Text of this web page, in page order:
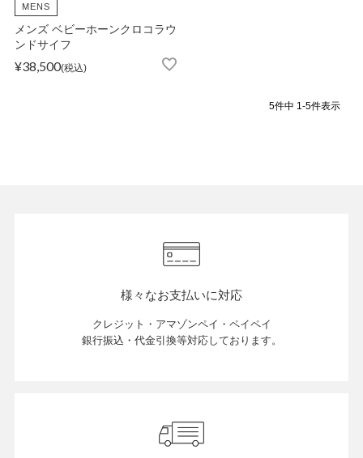
員登録
ルマガ登録・解除
MENS
メンズ ベビーホーンクロコラウ
ンドサイフ
¥38,500 税込
5件中 1-5件表示
様々なお支払いに対応
クレジット・アマゾンペイ・ペイペイ
銀行振込・代金引換等対応しております。